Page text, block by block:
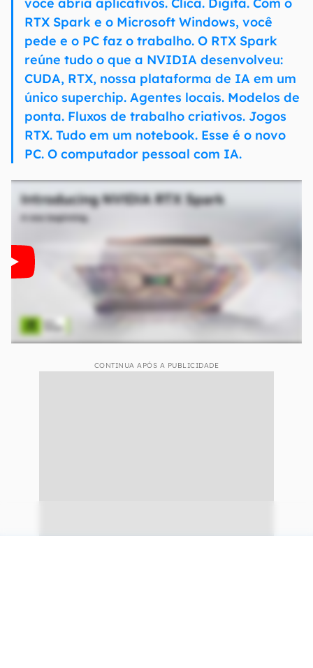
RTX Spark e o Microsoft Windows, você
pede e o PC faz o trabalho. O RTX Spark
reúne tudo o que a NVIDIA desenvolveu:
CUDA, RTX, nossa plataforma de IA em um
único superchip. Agentes locais. Modelos de
ponta. Fluxos de trabalho criativos. Jogos
RTX. Tudo em um notebook. Esse é o novo
PC. O computador pessoal com IA.
CONTINUA APÓS A PUBLICIDADE